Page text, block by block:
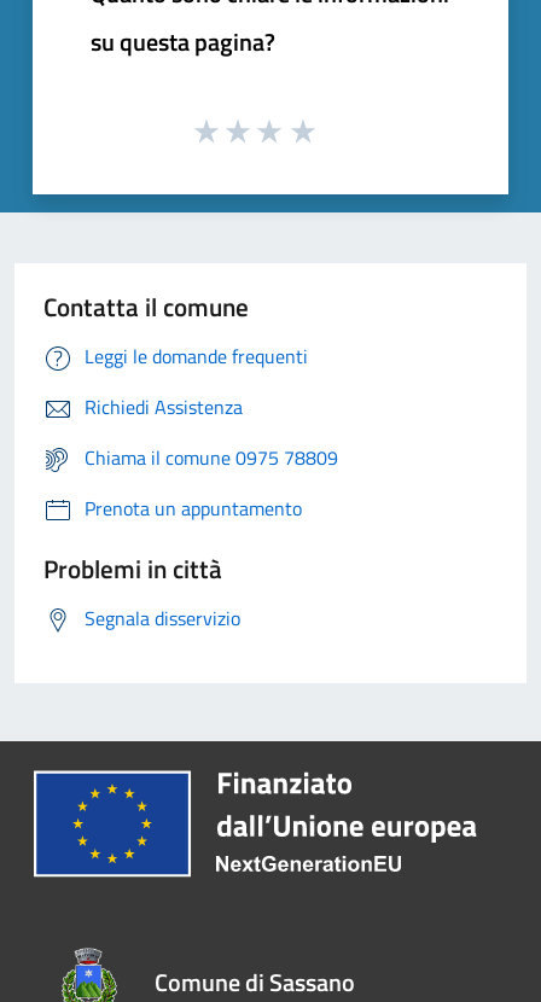
su questa pagina?
Contatta il comune
Leggi le domande frequenti
Richiedi Assistenza
Chiama il comune 0975 78809
Prenota un appuntamento
Problemi in città
Segnala disservizio
Comune di Sassano